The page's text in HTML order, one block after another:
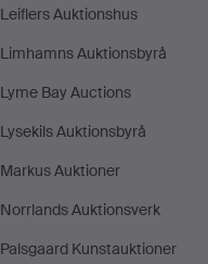
Leiflers Auktionshus
Limhamns Auktionsbyrå
Lyme Bay Auctions
Lysekils Auktionsbyrå
Markus Auktioner
Norrlands Auktionsverk
Palsgaard Kunstauktioner